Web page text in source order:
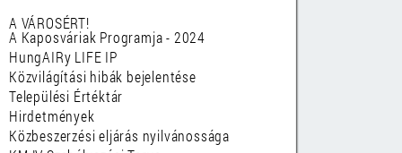
A VÁROSÉRT!
A Kaposváriak Programja - 2024
HungAIRy LIFE IP
Közvilágítási hibák bejelentése
Települési Értéktár
Hirdetmények
Közbeszerzési eljárás nyilvánossága